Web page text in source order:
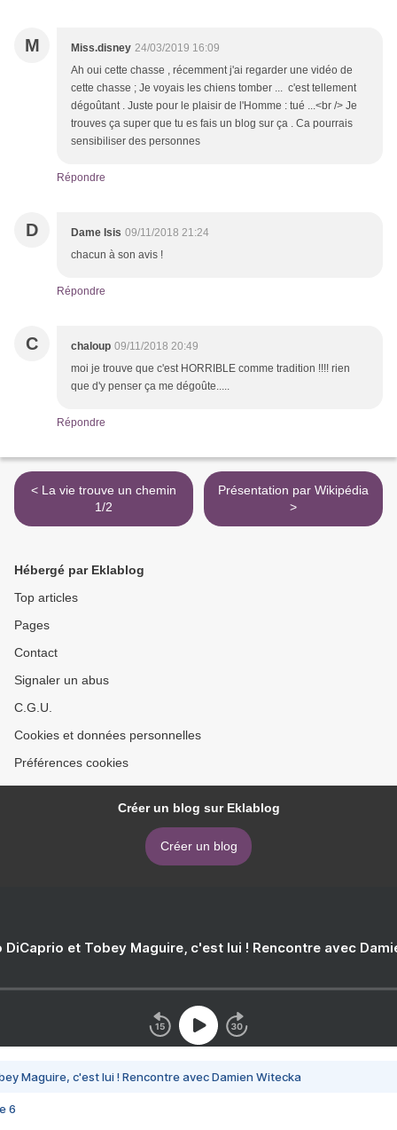
M Miss.disney 24/03/2019 16:09
Ah oui cette chasse , récemment j'ai regarder une vidéo de
cette chasse ; Je voyais les chiens tomber ... c'est tellement
dégoûtant . Juste pour le plaisir de l'Homme : tué ...<br /> Je
trouves ça super que tu es fais un blog sur ça . Ca pourrais
sensibiliser des personnes
Répondre
D Dame Isis 09/11/2018 21:24
chacun à son avis !
Répondre
C chaloup 09/11/2018 20:49
moi je trouve que c'est HORRIBLE comme tradition !!!! rien
que d'y penser ça me dégoûte.....
Répondre
< La vie trouve un chemin
1/2
Présentation par Wikipédia
>
Hébergé par Eklablog
Top articles
Pages
Contact
Signaler un abus
C.G.U.
Cookies et données personnelles
Préférences cookies
Créer un blog sur Eklablog
Créer un blog
DiCaprio et Tobey Maguire, c'est lui ! Rencontre avec
Maguire, c'est lui ! Rencontre avec Damien Witecka
6